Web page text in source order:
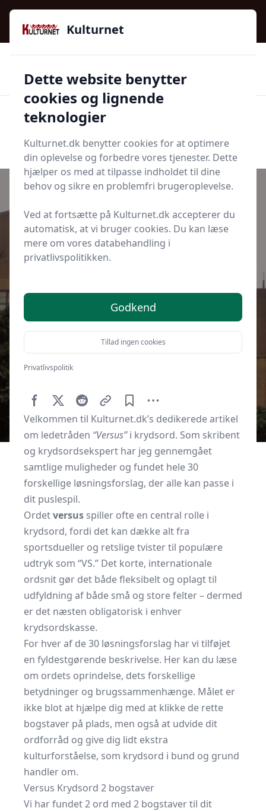
Kulturnet - Alt Det Gode I Livet | Din Kulturguide Siden
2016
97 kategorier 👍Kun godkendte butikker
Start søgning
Udgivet i Krydsordbog
Versus Krydsord
Velkommen til Kulturnet.dk’s dedikerede artikel
om ledetråden “Versus”i krydsord. Som skribent
og krydsordsekspert har jeg gennemgået
samtlige muligheder og fundet hele 30
forskellige løsningsforslag, der alle kan passe i
dit puslespil.
Ordetversus spiller ofte en central rolle i
krydsord, fordi det kan dække alt fra
sportsdueller og retslige tvister til populære
udtryk som “VS.” Det korte, internationale
ordsnit gør det både fleksibelt og oplagt til
udfyldning af både små og store felter – dermed
er det næsten obligatorisk i enhver
krydsordskasse.
For hver af de 30 løsningsforslag har vi tilføjet
en fyldestgørende beskrivelse. Her kan du læse
om ordets oprindelse, dets forskellige
betydninger og brugssammenhænge. Målet er
ikke blot at hjælpe dig med at klikke de rette
bogstaver på plads, men også at udvide dit
ordforråd og give dig lidt ekstra
kulturforståelse, som krydsord i bund og grund
handler om.
Versus Krydsord 2 bogstaver
Vi har fundet 2 ord med 2 bogstaver til dit
Kulturnet
Dette website benytter
cookies og lignende
teknologier
Kulturnet.dk benytter cookies for at optimere
din oplevelse og forbedre vores tjenester. Dette
hjælper os med at tilpasse indholdet til dine
behov og sikre en problemfri brugeroplevelse.
Ved at fortsætte på Kulturnet.dk accepterer du
automatisk, at vi bruger cookies. Du kan læse
mere om vores databehandling i
privatlivspolitikken.
Godkend
Tillad ingen cookies
Privatlivspolitik